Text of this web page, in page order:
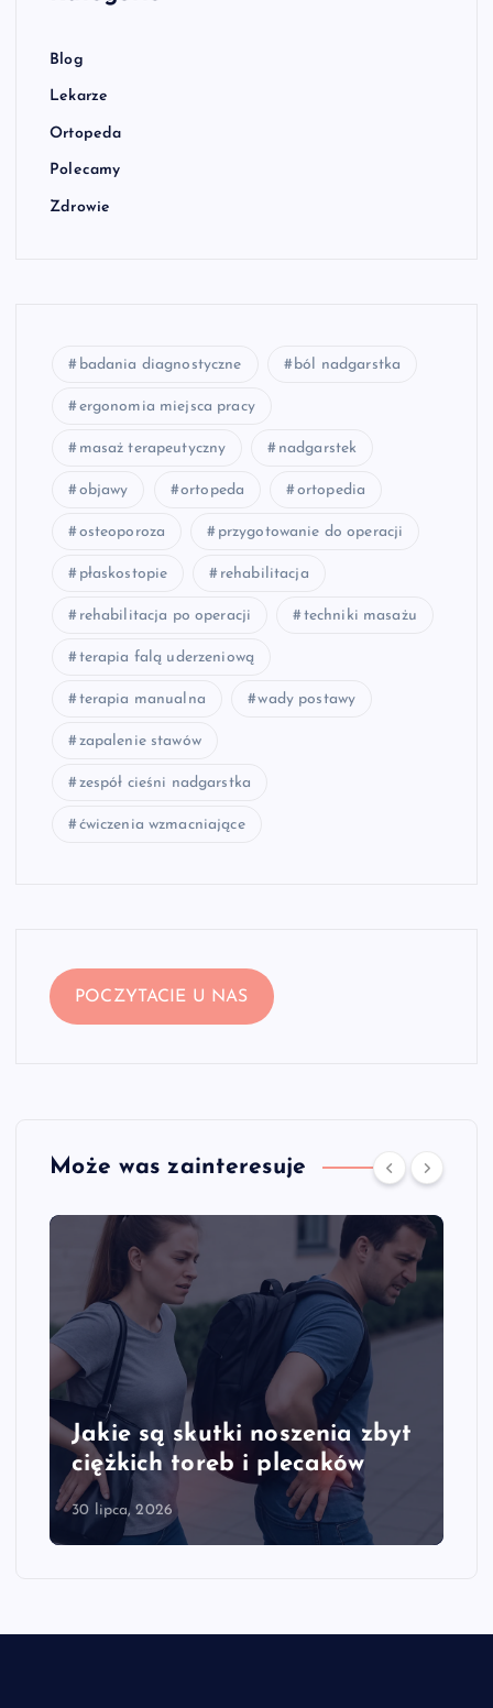
Blog
Lekarze
Ortopeda
Polecamy
Zdrowie
badania diagnostyczne ból nadgarstka
ergonomia miejsca pracy
masaż terapeutyczny nadgarstek
objawy ortopeda ortopedia
osteoporoza przygotowanie do operacji
płaskostopie rehabilitacja
rehabilitacja po operacji techniki masażu
terapia falą uderzeniową
terapia manualna wady postawy
zapalenie stawów
zespół cieśni nadgarstka
ćwiczenia wzmacniające
POCZYTACIE U NAS
Może was zainteresuje
Jakie są skutki noszenia zbyt
ciężkich toreb i plecaków
30 lipca, 2026